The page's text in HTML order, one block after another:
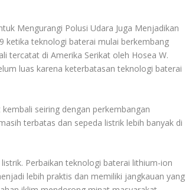
Mengurangi Polusi Udara Juga Menjadikan
ketika teknologi baterai mulai berkembang
tercatat di Amerika Serikat oleh Hosea W.
luas karena keterbatasan teknologi baterai
seiring dengan perkembangan
terbatas dan sepeda listrik lebih banyak di
Perbaikan teknologi baterai lithium-ion
lebih praktis dan memiliki jangkauan yang